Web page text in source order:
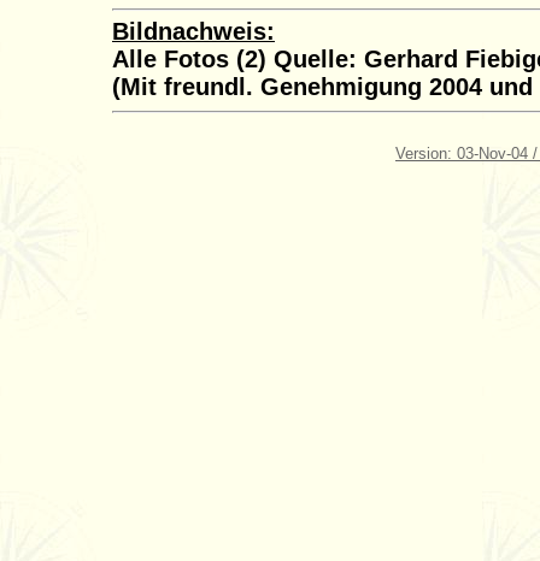
Bildnachweis:
Alle Fotos (2) Quelle: Gerhard
(Mit freundl. Genehmigung 2004
Version: 03-Nov-04